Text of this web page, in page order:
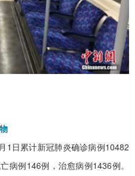
1日 累计新冠肺炎确诊病例10482
病例146例，治愈病例1436例。